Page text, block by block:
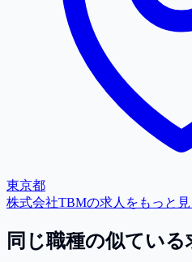
東京都
株式会社TBMの求人をもっと見
同じ職種の似ている